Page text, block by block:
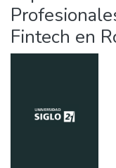
Fintech en